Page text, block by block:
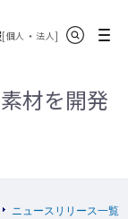
[個人 ・ 法人新規ウィンドウ
]
材を開発
ニュースリリース一覧